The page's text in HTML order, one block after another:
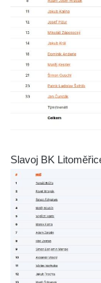
Slavoj BK